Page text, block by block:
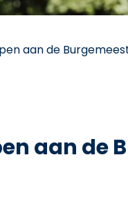
aan de
aan de